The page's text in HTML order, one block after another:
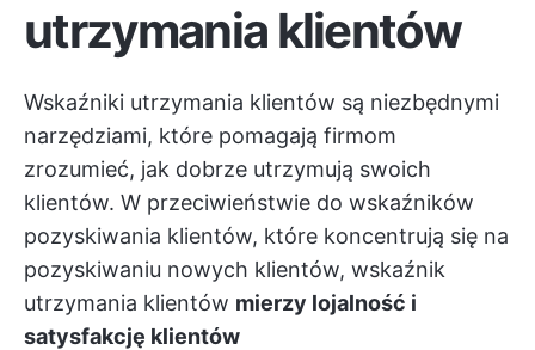
utrzymania klientów
Wskaźniki utrzymania klientów są niezbędnymi
narzędziami, które pomagają firmom
zrozumieć, jak dobrze utrzymują swoich
klientów. W przeciwieństwie do wskaźników
pozyskiwania klientów, które koncentrują się na
pozyskiwaniu nowych klientów, wskaźnik
utrzymania klientów mierzy lojalność i
satysfakcję klientów